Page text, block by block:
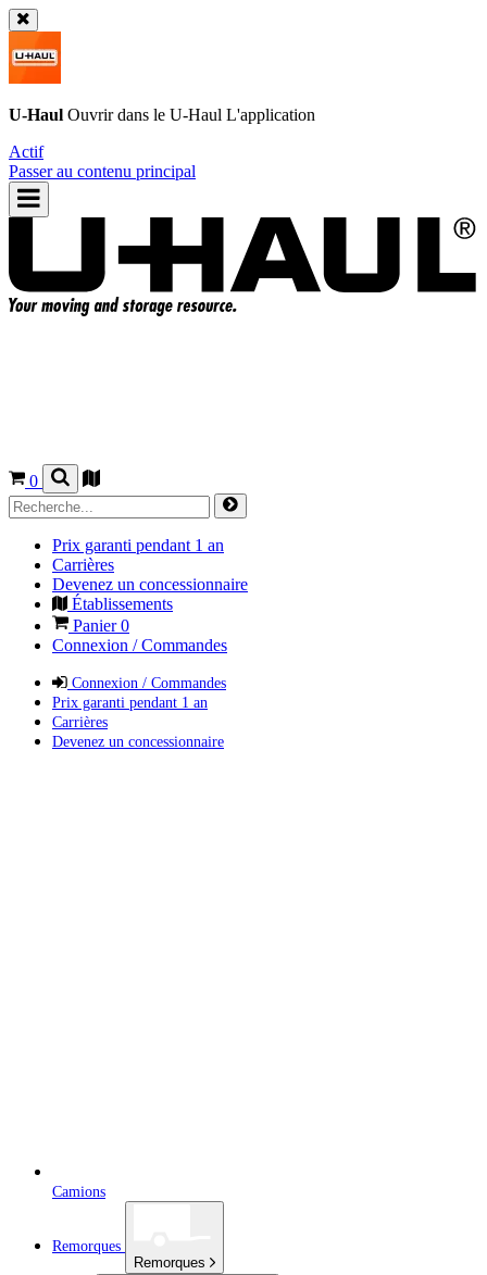
U-Haul Ouvrir dans le U-Haul L'application
Actif
Passer au contenu principal
0
Prix garanti pendant 1 an
Carrières
Devenez un concessionnaire
Établissements
Panier0
Connexion / Commandes
Connexion / Commandes
Prix garanti pendant 1 an
Carrières
Devenez un concessionnaire
Camions
Remorques
Remorques